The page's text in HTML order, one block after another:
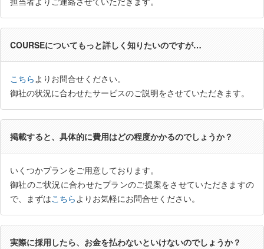
COURSEについてもっと詳しく知りたいのですが…
こちらよりお問合せください。
御社の状況に合わせたサービスのご説明をさせていただきます。
掲載すると、具体的に費用はどの程度かかるのでしょうか？
いくつかプランをご用意しております。
御社のご状況に合わせたプランのご提案をさせていただきますの
で、まずはこちらよりお気軽にお問合せください。
実際に採用したら、お金を払わないといけないのでしょうか？